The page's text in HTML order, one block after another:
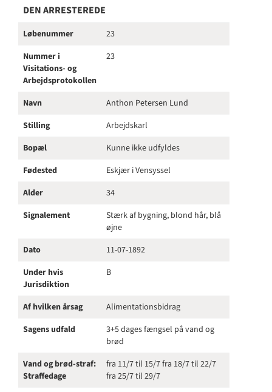
DEN ARRESTEREDE
Løbenummer
23
Nummer i
Visitations- og
Arbejdsprotokollen
23
Navn
Anthon Petersen Lund
Stilling
Arbejdskarl
Bopæl
Kunne ikke udfyldes
Fødested
Eskjær i Vensyssel
Alder
34
Signalement
Stærk af bygning, blond hår, blå
øjne
Dato
11-07-1892
Under hvis
Jurisdiktion
B
Af hvilken årsag
Alimentationsbidrag
Sagens udfald
3+5 dages fængsel på vand og
brød
Vand og brød-straf:
Straffedage
fra 11/7 til 15/7 fra 18/7 til 22/7
fra 25/7 til 29/7